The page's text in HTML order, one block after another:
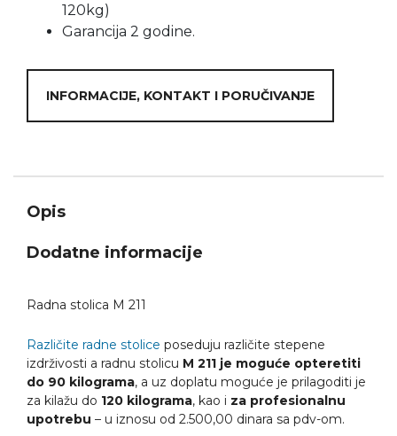
120kg)
Garancija 2 godine.
INFORMACIJE, KONTAKT I PORUČIVANJE
Opis
Dodatne informacije
Radna stolica M 211
Različite radne stolice poseduju različite stepene
izdrživosti a radnu stolicu M 211 je moguće opteretiti
do 90 kilograma, a uz doplatu moguće je prilagoditi je
za kilažu do 120 kilograma, kao i za profesionalnu
upotrebu – u iznosu od 2.500,00 dinara sa pdv-om.